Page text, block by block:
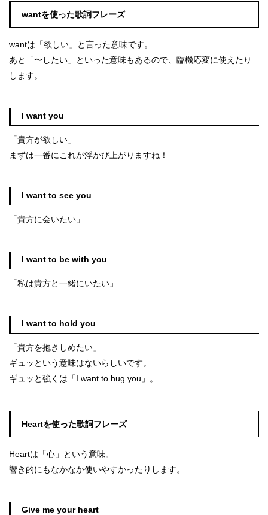
wantを使った歌詞フレーズ
wantは「欲しい」と言った意味です。
あと「〜したい」といった意味もあるので、臨機応変に使えたり
します。
I want you
「貴方が欲しい」
まずは一番にこれが浮かび上がりますね！
I want to see you
「貴方に会いたい」
I want to be with you
「私は貴方と一緒にいたい」
I want to hold you
「貴方を抱きしめたい」
ギュッという意味はないらしいです。
ギュッと強くは「I want to hug you」。
Heartを使った歌詞フレーズ
Heartは「心」という意味。
響き的にもなかなか使いやすかったりします。
Give me your heart